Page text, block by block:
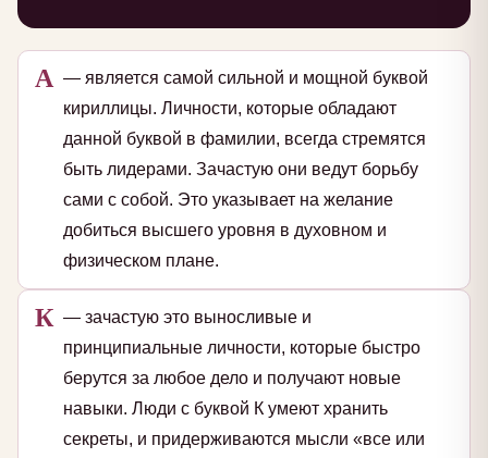
А — является самой сильной и мощной буквой
кириллицы. Личности, которые обладают
данной буквой в фамилии, всегда стремятся
быть лидерами. Зачастую они ведут борьбу
сами с собой. Это указывает на желание
добиться высшего уровня в духовном и
физическом плане.
К — зачастую это выносливые и
принципиальные личности, которые быстро
берутся за любое дело и получают новые
навыки. Люди с буквой К умеют хранить
секреты, и придерживаются мысли «все или